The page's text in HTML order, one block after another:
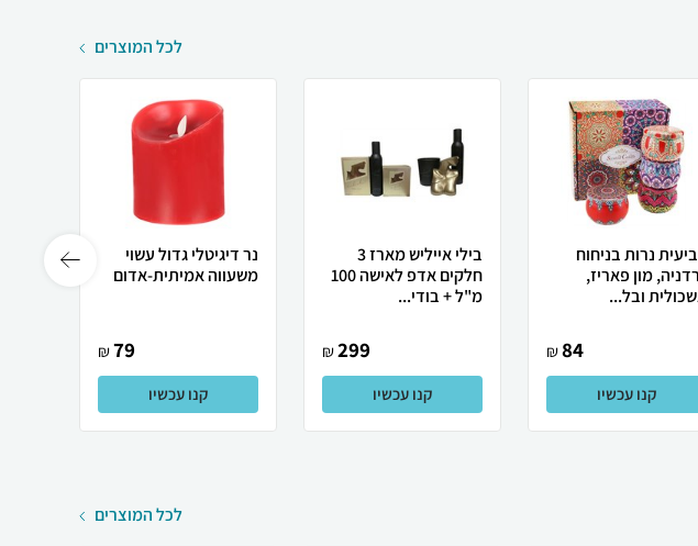
לכל המוצרים
נרות בניחוח
מון פאריז,
ובל...
84
₪
קנו עכשיו
בילי אייליש מארז 3
חלקים אדפ לאישה 100
מ"ל + בודי...
299
₪
קנו עכשיו
נר דיגיטלי גדול עשוי
משעווה אמיתית-אדום
79
₪
קנו עכשיו
לכל המוצרים